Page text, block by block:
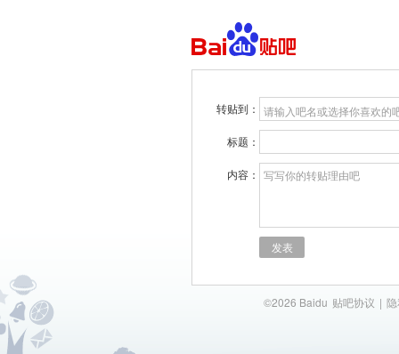
转贴到： 请输入吧名或选择你喜欢的
标题：
内容： 写写你的转贴理由吧
发表
©2026 Baidu 贴吧协议 |